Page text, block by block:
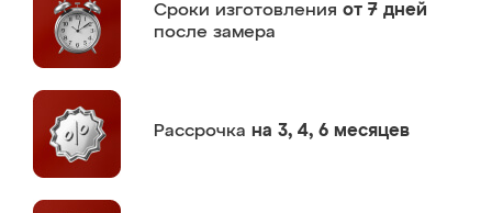
Сроки изготовления от 7 дней
после замера
Рассрочка на 3, 4, 6 месяцев